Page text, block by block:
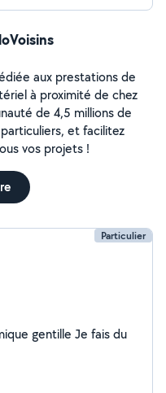
aux prestations de
à proximité de chez
de 4,5 millions de
et facilitez
vos projets !
Particulier
Je fais du